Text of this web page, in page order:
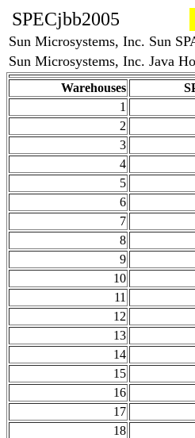
SPECjbb2005
Sun Microsystems, Inc. Sun
Sun Microsystems, Inc. Java
Warehouses
1
2
3
4
5
6
7
8
9
10
11
12
13
14
15
16
17
18